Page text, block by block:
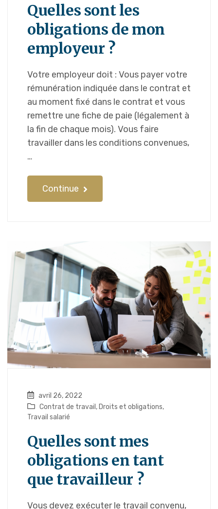
Quelles sont les
obligations de mon
employeur ?
Votre employeur doit : Vous payer votre
rémunération indiquée dans le contrat et
au moment fixé dans le contrat et vous
remettre une fiche de paie (légalement à
la fin de chaque mois). Vous faire
travailler dans les conditions convenues,
…
Continue
avril 26, 2022
Contrat de travail , Droits et obligations,
Travail salarié
Quelles sont mes
obligations en tant
que travailleur ?
Vous devez exécuter le travail convenu,